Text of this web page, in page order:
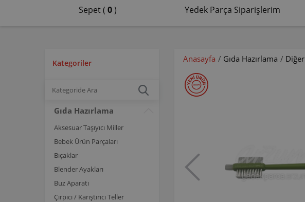
Sepet ( 0) Yedek Parça Siparişlerim
Kategoriler
Gıda Hazırlama
Aksesuar Taşıyıcı Miller
Bebek Ürün Parçaları
Bıçaklar
Blender Ayakları
Buz Aparatı
Çırpıcı / Karıştırıcı Teller
Anasayfa / Gıda Hazırlama / Diğer